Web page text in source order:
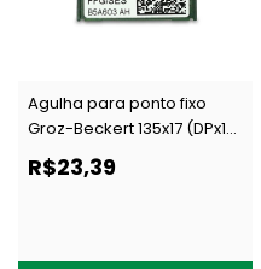
Agulha para ponto fixo
Groz-Beckert 135x17 (DPx17)
FFG/SES c/10 un
R$23,39